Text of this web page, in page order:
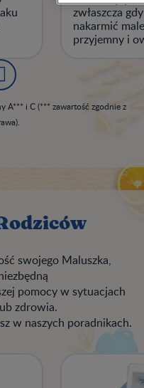
zwłaszcza
nakarmić
przyjemny i
A*** i C (*** zawartość zgodnie z
swojego Maluszka,
pomocy w sytuacjach
zdrowia.
w naszych poradnikach.